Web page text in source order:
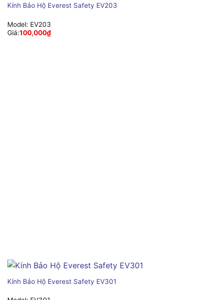
Kính Bảo Hộ Everest Safety EV203
Model: EV203
Giá:100,000₫
Kính Bảo Hộ Everest Safety EV301